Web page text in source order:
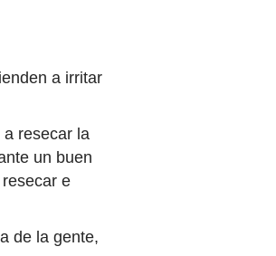
a irritar
resecar la
un buen
e
de la gente,